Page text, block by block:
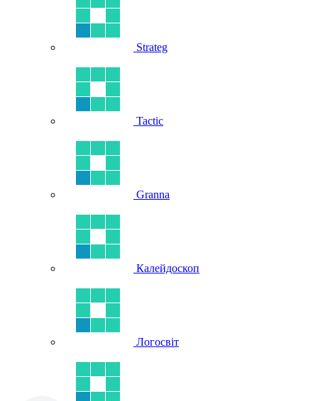
Strateg
Tactic
Granna
Калейдоскоп
Логосвіт